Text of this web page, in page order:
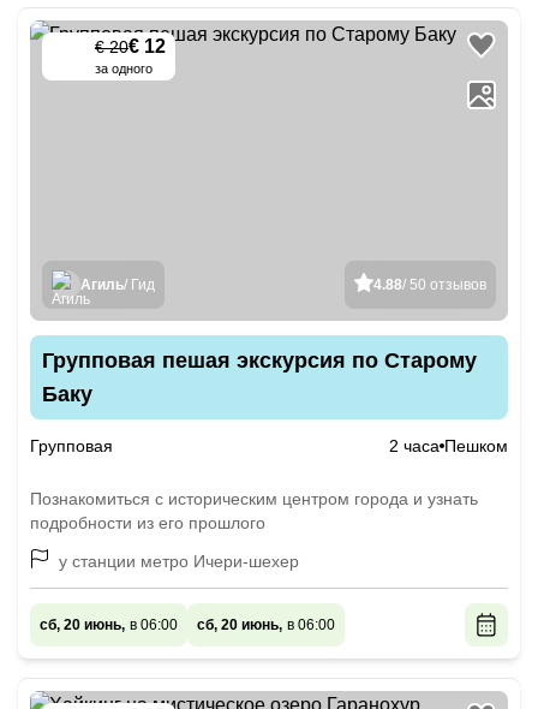
€ 20€ 12
за одного
4.88/ 50 отзывов
Агиль/ Гид
Групповая пешая экскурсия по Старому
Баку
Групповая 2 часа Пешком
Познакомиться с историческим центром города и узнать
подробности из его прошлого
у станции метро Ичери-шехер
сб, 20 июнь, в 06:00 сб, 20 июнь, в 06:00